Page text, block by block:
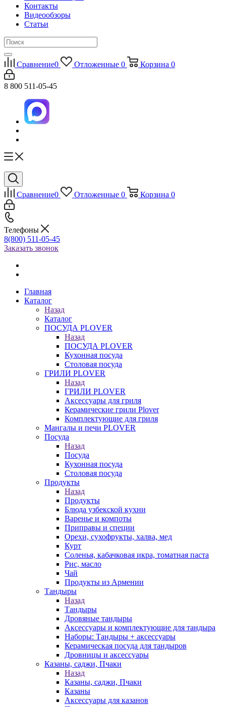
Контакты
Видеообзоры
Статьи
Сравнение0 Отложенные 0 Корзина 0
8 800 511-05-45
Сравнение0 Отложенные 0 Корзина 0
Телефоны
8(800) 511-05-45
Заказать звонок
Главная
Каталог
Назад
Каталог
ПОСУДА PLOVER
Назад
ПОСУДА PLOVER
Кухонная посуда
Столовая посуда
ГРИЛИ PLOVER
Назад
ГРИЛИ PLOVER
Аксессуары для гриля
Керамические грили Plover
Комплектующие для гриля
Мангалы и печи PLOVER
Посуда
Назад
Посуда
Кухонная посуда
Столовая посуда
Продукты
Назад
Продукты
Блюда узбекской кухни
Варенье и компоты
Приправы и специи
Орехи, сухофрукты, халва, мед
Курт
Соленья, кабачковая икра, томатная паста
Рис, масло
Чай
Продукты из Армении
Тандыры
Назад
Тандыры
Дровяные тандыры
Аксессуары и комплектующие для тандыра
Наборы: Тандыры + аксессуары
Керамическая посуда для тандыров
Дровницы и аксессуары
Казаны, саджи, Пчаки
Назад
Казаны, саджи, Пчаки
Казаны
Аксессуары для казанов